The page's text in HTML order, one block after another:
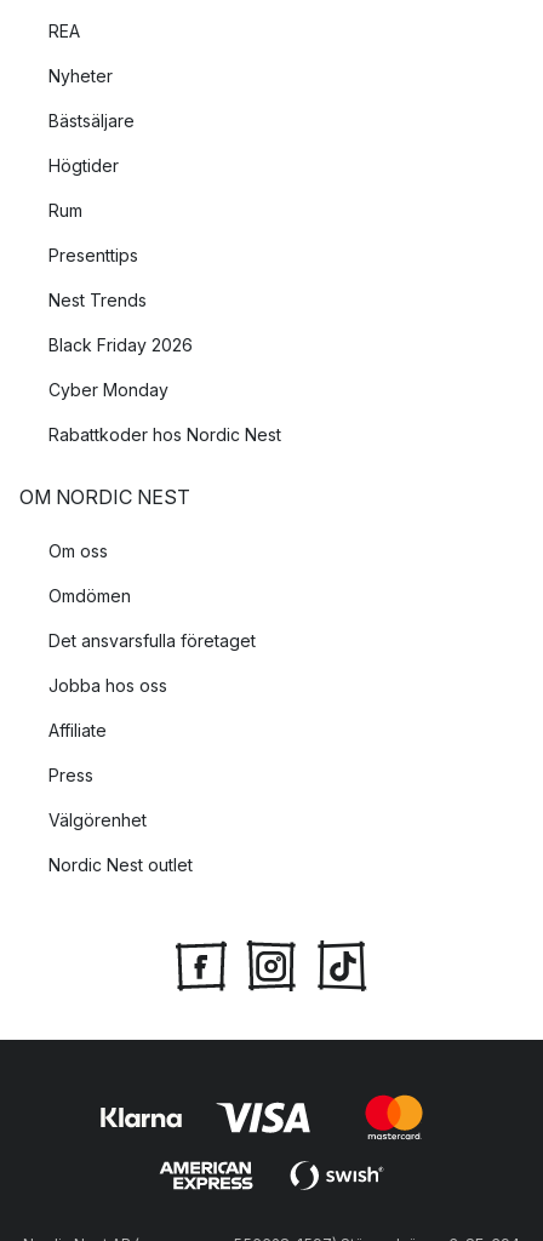
REA
Nyheter
Bästsäljare
Högtider
Rum
Presenttips
Nest Trends
Black Friday 2026
Cyber Monday
Rabattkoder hos Nordic Nest
OM NORDIC NEST
Om oss
Omdömen
Det ansvarsfulla företaget
Jobba hos oss
Affiliate
Press
Välgörenhet
Nordic Nest outlet